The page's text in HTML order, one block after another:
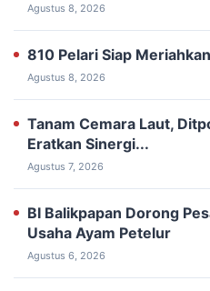
Agustus 8, 2026
810 Pelari Siap
Agustus 8, 2026
Tanam Cemara Laut,
Eratkan Sinergi...
Agustus 7, 2026
BI Balikpapan Dorong
Usaha Ayam Petelur
Agustus 6, 2026